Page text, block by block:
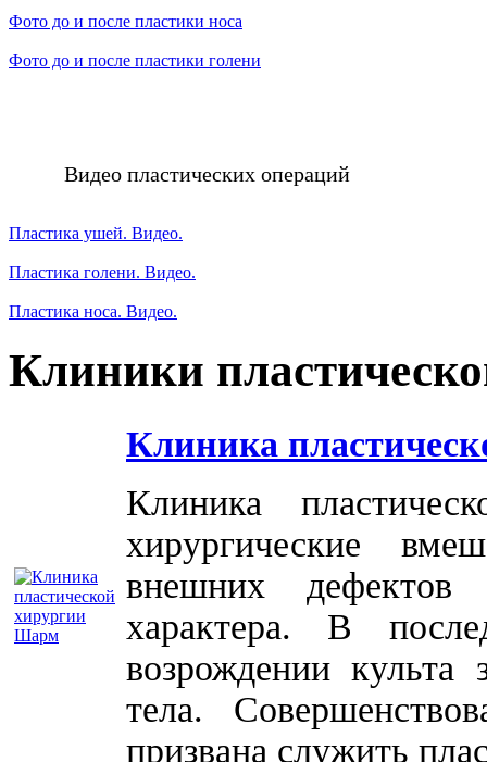
Фото до и после пластики носа
Фото до и после пластики голени
Видео пластических операций
Пластика ушей. Видео.
Пластика голени. Видео.
Пластика носа. Видео.
Клиники
Клиника
Клиника
хирургические
внешних дефектов
характера. В
возрождении культа
тела.
призвана служить